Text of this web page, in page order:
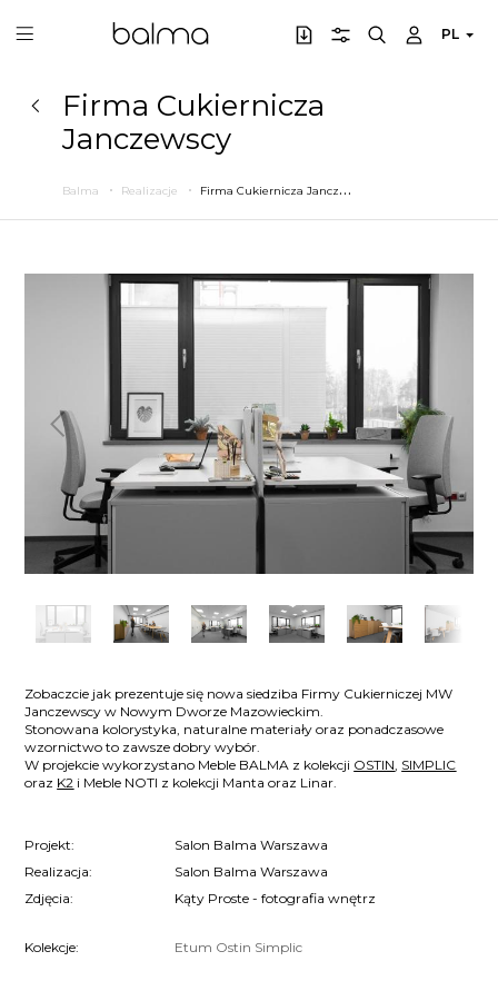
PL
Firma Cukiernicza
Janczewscy
Balma Realizacje F
irma Cukiernicza Janczewscy
Poprzedni Następny
Zobaczcie jak prezentuje się nowa siedziba Firmy Cukierniczej MW
Janczewscy w Nowym Dworze Mazowieckim.
Stonowana kolorystyka, naturalne materiały oraz ponadczasowe
wzornictwo to zawsze dobry wybór.
W projekcie wykorzystano Meble BALMA z kolekcji OSTIN, SIMPLIC
oraz K2 i Meble NOTI z kolekcji Manta oraz Linar.
Projekt:
Salon Balma Warszawa
Realizacja:
Salon Balma Warszawa
Zdjęcia:
Kąty Proste - fotografia wnętrz
Kolekcje: Etum Ostin Simplic